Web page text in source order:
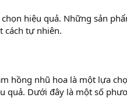
hiệu quả. Những sản
cách tự nhiên.
hồng nhũ hoa là một lựa
quả. Dưới đây là một số